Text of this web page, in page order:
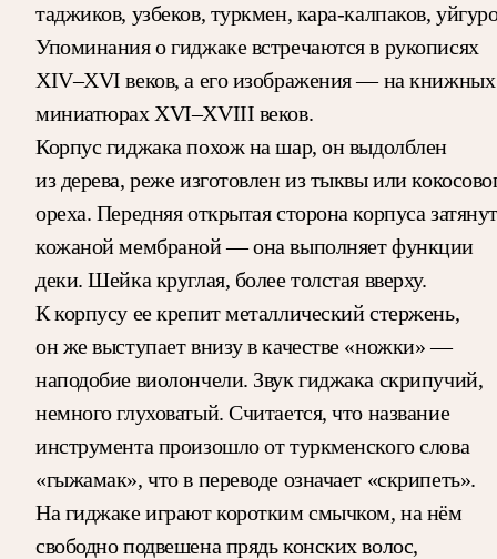
таджиков, узбеков, туркмен, кара-калпаков,
Упоминания о гиджаке встречаются в рукописях
XIV–XVI веков, а его изображения — на книжных
миниатюрах XVI–XVIII веков.
Корпус гиджака похож на шар, он выдолблен
из дерева, реже изготовлен из тыквы или
ореха. Передняя открытая сторона корпуса
кожаной мембраной — она выполняет функции
деки. Шейка круглая, более толстая вверху.
К корпусу ее крепит металлический стержень,
он же выступает внизу в качестве «ножки» —
наподобие виолончели. Звук гиджака скрипучий,
немного глуховатый. Считается, что название
инструмента произошло от туркменского слова
«гыжамак», что в переводе означает «скрипеть».
На гиджаке играют коротким смычком, на нём
свободно подвешена прядь конских волос,